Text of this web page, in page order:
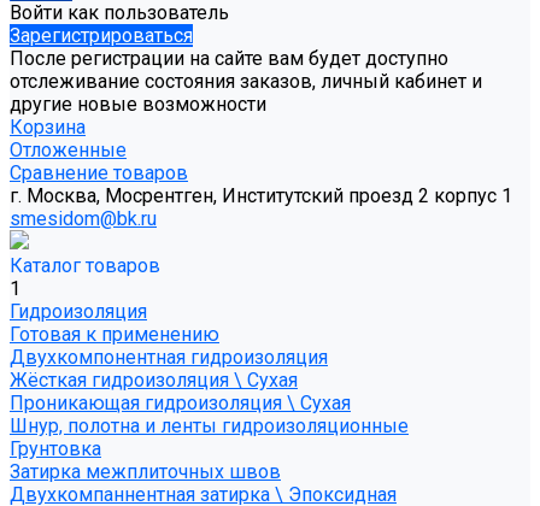
Войти как пользователь
Зарегистрироваться
После регистрации на сайте вам будет доступно
отслеживание состояния заказов, личный кабинет и
другие новые возможности
Корзина
Отложенные
Сравнение товаров
г. Москва, Мосрентген, Институтский проезд 2 корпус 1
smesidom@bk.ru
Каталог товаров
1
Гидроизоляция
Готовая к применению
Двухкомпонентная гидроизоляция
Жёсткая гидроизоляция \ Сухая
Проникающая гидроизоляция \ Сухая
Шнур, полотна и ленты гидроизоляционные
Грунтовка
Затирка межплиточных швов
Двухкомпаннентная затирка \ Эпоксидная